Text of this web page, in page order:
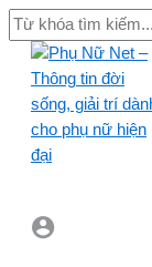
Skip
to
content
Từ
khóa
kiếm...